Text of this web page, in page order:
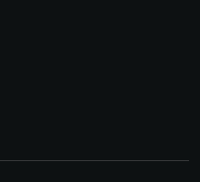
Questi cookie